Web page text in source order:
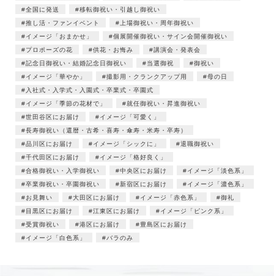
全国に発送
移転御祝い・引越し御祝い
推し活・ファンイベント
上場御祝い・周年御祝い
イメージ「おまかせ」
個展開催御祝い・サイン会開催御祝い
プロポーズの花
供花・お悔み
講演会・発表会
記念日御祝い・結婚記念日御祝い
当選御祝
御祝い
イメージ「華やか」
撮影用・クランクアップ用
母の日
入社式・入学式・入園式・卒業式・卒園式
イメージ「季節の花材で」
就任御祝い・昇進御祝い
世田谷区にお届け
イメージ「可愛く」
長寿御祝い（還暦・古希・喜寿・傘寿・米寿・卒寿）
品川区にお届け
イメージ「シックに」
退職御祝い
千代田区にお届け
イメージ「格好良く」
合格御祝い・入学御祝い
中央区にお届け
イメージ「淡色系」
卒業御祝い・卒園御祝い
新宿区にお届け
イメージ「濃色系」
お見舞い
大田区にお届け イメージ「赤色系」
御礼
目黒区にお届け
江東区にお届け
イメージ「ピンク系」
受賞御祝い
港区にお届け
豊島区にお届け
イメージ「白色系」
バラのみ